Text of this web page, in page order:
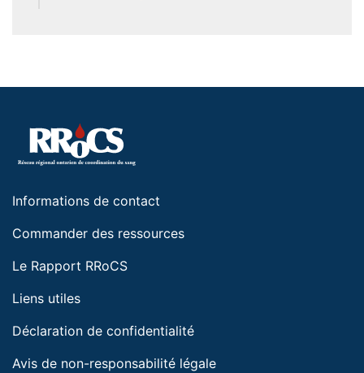
Informations de contact
Commander des ressources
Le Rapport RRoCS
Liens utiles
Déclaration de confidentialité
Avis de non-responsabilité légale